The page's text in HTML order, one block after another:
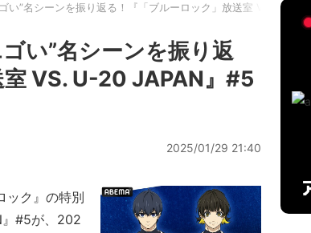
い”名シーンを振り返る！『「ブルーロック」放送室 VS. U-20
い”名シーンを振り返
VS. U-20 JAPAN』#5
2025/01/29 21:40
ック』の特別
』#5が、202